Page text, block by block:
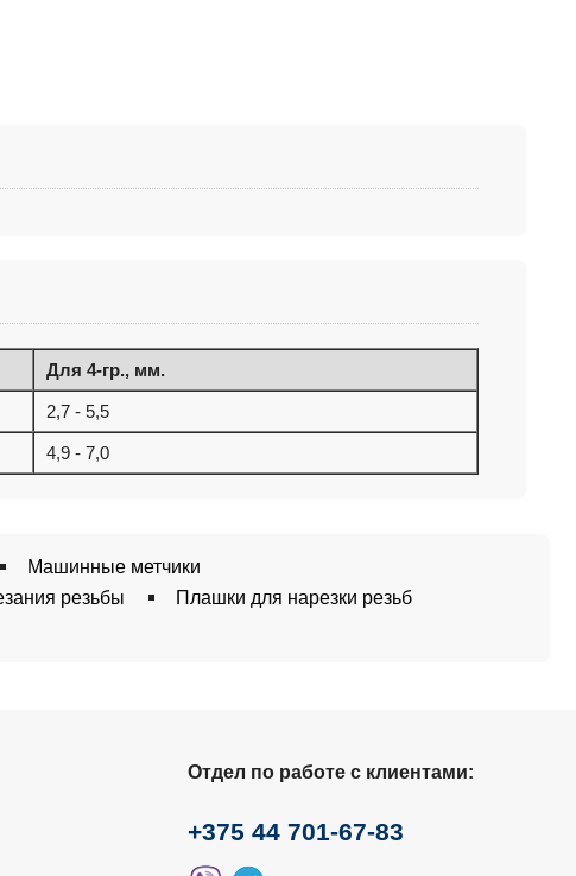
Для 4-гр., мм.
2,7 - 5,5
4,9 - 7,0
Машинные метчики
резьбы
Плашки для нарезки резьб
Отдел по работе с клиентами:
+375 44 701-67-83